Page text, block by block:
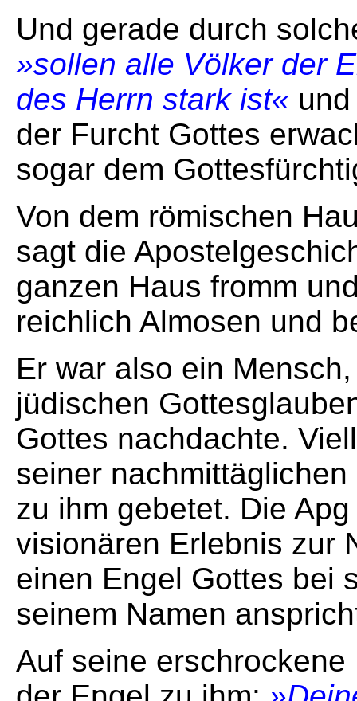
Und gerade durch
»sollen alle Völker der
des Herrn stark ist«
der Furcht Gottes
sogar dem
Von dem römischen
sagt die
ganzen Haus fromm
reichlich Almosen und
Er war also ein
jüdischen
Gottes nachdachte.
seiner
zu ihm gebetet. Die
visionären Erlebnis zur
einen Engel Gottes bei
seinem Namen
Auf seine